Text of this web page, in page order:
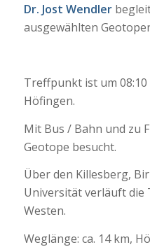
Dr. Jost Wendler
ausgewählten
Treffpunkt ist um
Höfingen.
Mit Bus / Bahn und zu
Geotope besucht.
Über den Killesberg,
Universität verläuft
Westen.
Weglänge: ca. 14 km,